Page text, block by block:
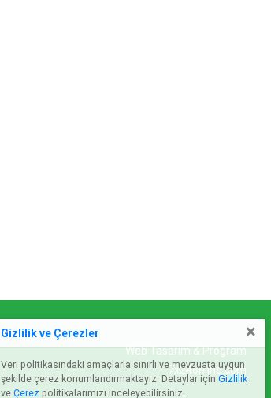
Web Tasarım & Program
7x24online.com
Gizlilik ve Çerezler ×
Veri politikasındaki amaçlarla sınırlı ve mevzuata uygun
şekilde çerez konumlandırmaktayız. Detaylar için Gizlilik
ve Çerez politikalarımızı inceleyebilirsiniz.